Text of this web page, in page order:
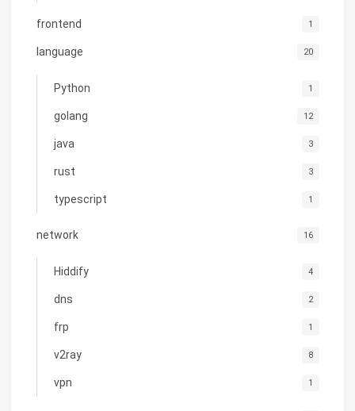
frontend 1
language 20
Python 1
golang 12
java 3
rust 3
typescript 1
network 16
Hiddify 4
dns 2
frp 1
v2ray 8
vpn 1